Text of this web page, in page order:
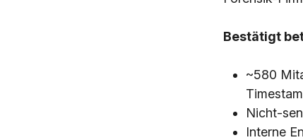
Bestätigt
~580
Nicht-
Interne